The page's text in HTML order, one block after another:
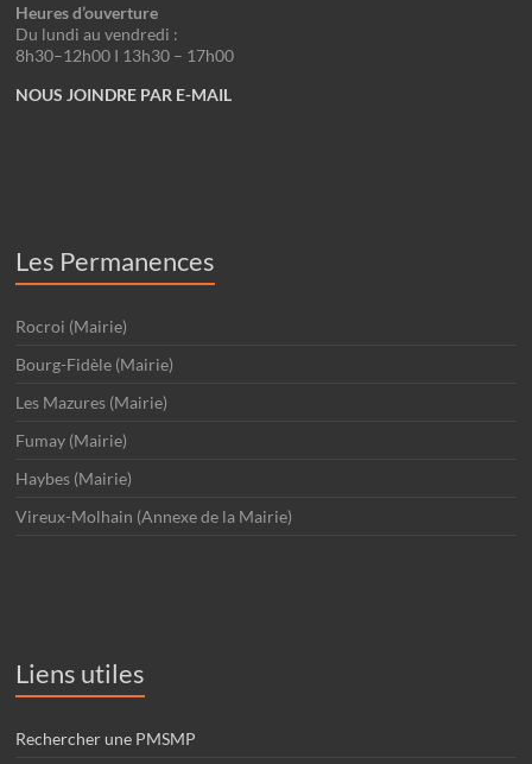
Heures d’ouverture
Du lundi au vendredi :
8h30–12h00 I 13h30 – 17h00
NOUS JOINDRE PAR E-MAIL
Les Permanences
Rocroi (Mairie)
Bourg-Fidèle (Mairie)
Les Mazures (Mairie)
Fumay (Mairie)
Haybes (Mairie)
Vireux-Molhain (Annexe de la Mairie)
Liens utiles
Rechercher une PMSMP